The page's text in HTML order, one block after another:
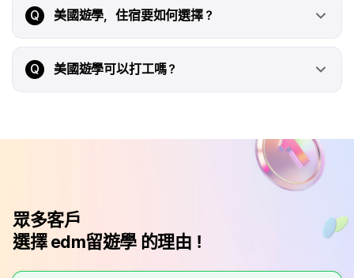
Q 美國遊學，住宿要如何選擇？
Q 美國遊學可以打工嗎？
眾多客戶
選擇 edm留遊學 的理由！